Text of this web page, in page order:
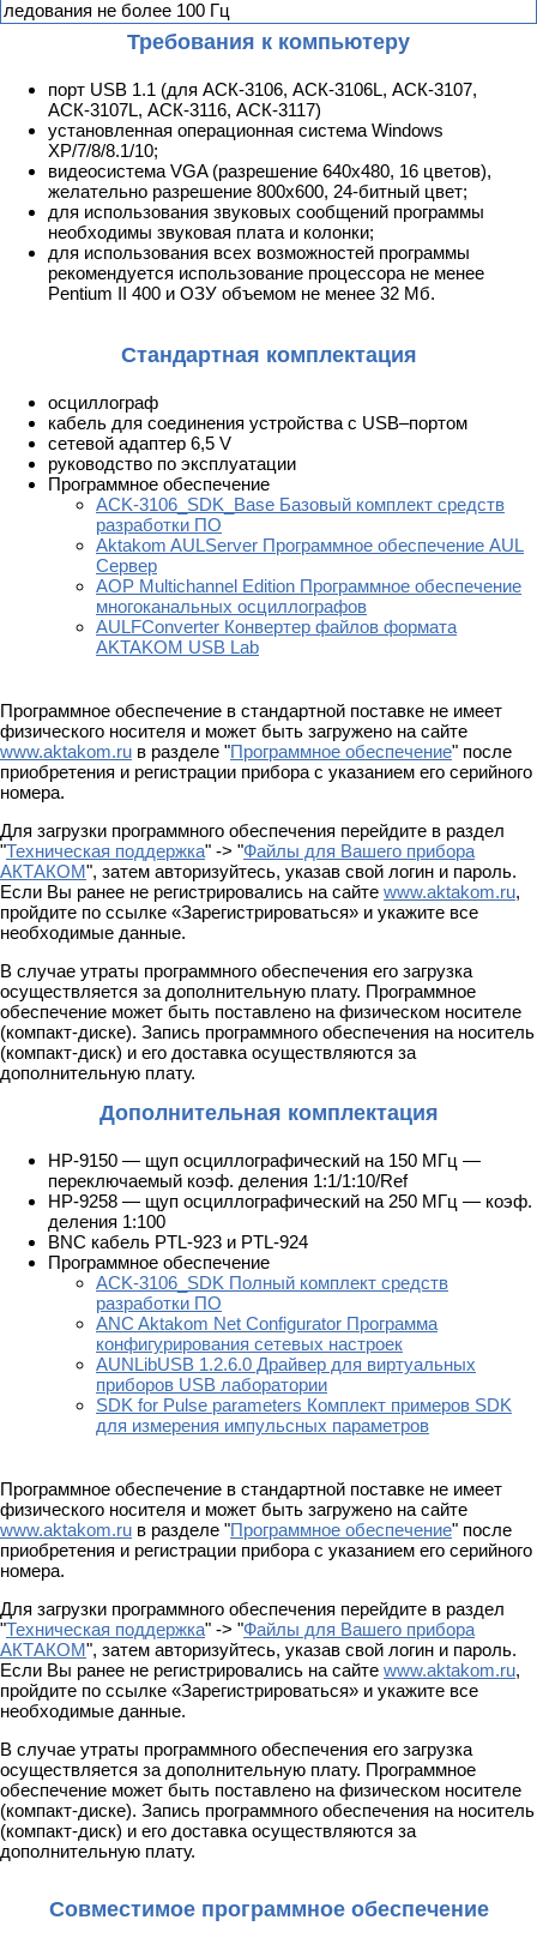
ледования не более 100 Гц
Требования к компьютеру
порт USB 1.1 (для АСК-3106, АСК-3106L, АСК-3107,
АСК-3107L, АСК-3116, АСК-3117)
установленная операционная система Windows
XP/7/8/8.1/10;
видеосистема VGA (разрешение 640х480, 16 цветов),
желательно разрешение 800х600, 24-битный цвет;
для использования звуковых сообщений программы
необходимы звуковая плата и колонки;
для использования всех возможностей программы
рекомендуется использование процессора не менее
Pentium II 400 и ОЗУ объемом не менее 32 Мб.
Стандартная комплектация
осциллограф
кабель для соединения устройства с USB–портом
сетевой адаптер 6,5 V
руководство по эксплуатации
Программное обеспечение
ACK-3106_SDK_Base Базовый комплект средств
разработки ПО
Aktakom AULServer Программное обеспечение AUL
Сервер
AOP Multichannel Edition Программное обеспечение
многоканальных осциллографов
AULFConverter Конвертер файлов формата
AKTAKOM USB Lab
Программное обеспечение в стандартной поставке не имеет
физического носителя и может быть загружено на сайте
www.aktakom.ru в разделе "Программное обеспечение" после
приобретения и регистрации прибора с указанием его серийного
номера.
Для загрузки программного обеспечения перейдите в раздел
"Техническая поддержка" -> "Файлы для Вашего прибора
АКТАКОМ", затем авторизуйтесь, указав свой логин и пароль.
Если Вы ранее не регистрировались на сайте www.aktakom.ru,
пройдите по ссылке «Зарегистрироваться» и укажите все
необходимые данные.
В случае утраты программного обеспечения его загрузка
осуществляется за дополнительную плату. Программное
обеспечение может быть поставлено на физическом носителе
(компакт-диске). Запись программного обеспечения на носитель
(компакт-диск) и его доставка осуществляются за
дополнительную плату.
Дополнительная комплектация
HP-9150 — щуп осциллографический на 150 МГц —
переключаемый коэф. деления 1:1/1:10/Ref
HP-9258 — щуп осциллографический на 250 МГц — коэф.
деления 1:100
BNC кабель PTL-923 и PTL-924
Программное обеспечение
ACK-3106_SDK Полный комплект средств
разработки ПО
ANC Aktakom Net Configurator Программа
конфигурирования сетевых настроек
AUNLibUSB 1.2.6.0 Драйвер для виртуальных
приборов USB лаборатории
SDK for Pulse parameters Комплект примеров SDK
для измерения импульсных параметров
Программное обеспечение в стандартной поставке не имеет
физического носителя и может быть загружено на сайте
www.aktakom.ru в разделе "Программное обеспечение" после
приобретения и регистрации прибора с указанием его серийного
номера.
Для загрузки программного обеспечения перейдите в раздел
"Техническая поддержка" -> "Файлы для Вашего прибора
АКТАКОМ", затем авторизуйтесь, указав свой логин и пароль.
Если Вы ранее не регистрировались на сайте www.aktakom.ru,
пройдите по ссылке «Зарегистрироваться» и укажите все
необходимые данные.
В случае утраты программного обеспечения его загрузка
осуществляется за дополнительную плату. Программное
обеспечение может быть поставлено на физическом носителе
(компакт-диске). Запись программного обеспечения на носитель
(компакт-диск) и его доставка осуществляются за
дополнительную плату.
Совместимое программное обеспечение